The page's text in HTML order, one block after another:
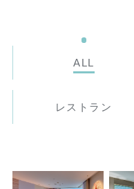
ALL
レストラン